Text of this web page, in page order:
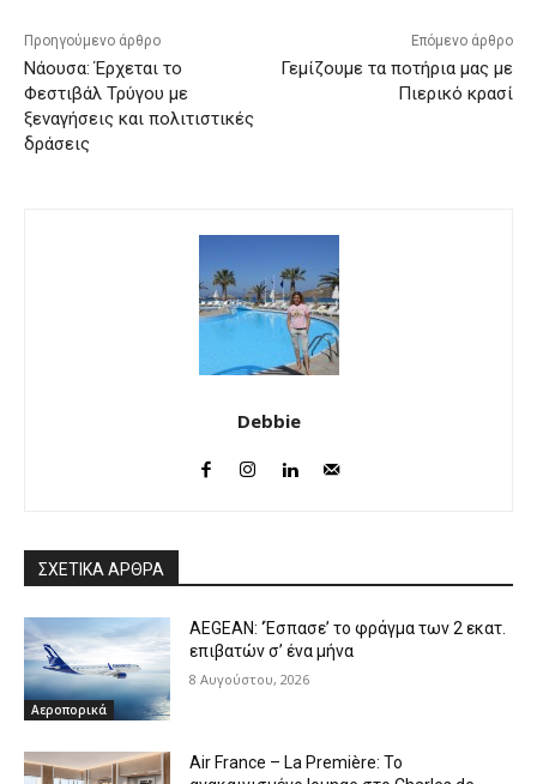
Προηγούμενο άρθρο
Νάουσα: Έρχεται το
Φεστιβάλ Τρύγου με
ξεναγήσεις και πολιτιστικές
δράσεις
Επόμενο άρθρο
Γεμίζουμε τα ποτήρια μας με
Πιερικό κρασί
Debbie
ΣΧΕΤΙΚΑ ΑΡΘΡΑ
Αεροπορικά
AEGEAN: ‘Έσπασε’ το φράγμα των 2 εκατ.
επιβατών σ’ ένα μήνα
8 Αυγούστου, 2026
Air France – La Première: Το